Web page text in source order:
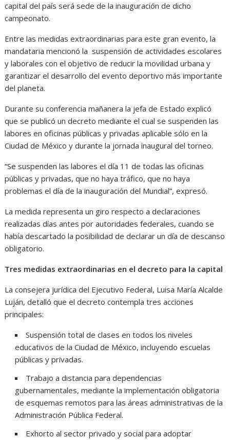
capital del país será sede de la inauguración de dicho
campeonato.
Entre las medidas extraordinarias para este gran evento, la
mandataria mencionó la suspensión de actividades escolares
y laborales con el objetivo de reducir la movilidad urbana y
garantizar el desarrollo del evento deportivo más importante
del planeta.
Durante su conferencia mañanera la jefa de Estado explicó
que se publicó un decreto mediante el cual se suspenden las
labores en oficinas públicas y privadas aplicable sólo en la
Ciudad de México y durante la jornada inaugural del torneo.
“Se suspenden las labores el día 11 de todas las oficinas
públicas y privadas, que no haya tráfico, que no haya
problemas el día de la inauguración del Mundial”, expresó.
La medida representa un giro respecto a declaraciones
realizadas días antes por autoridades federales, cuando se
había descartado la posibilidad de declarar un día de descanso
obligatorio.
Tres medidas extraordinarias en el decreto para la capital
La consejera jurídica del Ejecutivo Federal, Luisa María Alcalde
Luján, detalló que el decreto contempla tres acciones
principales:
Suspensión total de clases en todos los niveles
educativos de la Ciudad de México, incluyendo escuelas
públicas y privadas.
Trabajo a distancia para dependencias
gubernamentales, mediante la implementación obligatoria
de esquemas remotos para las áreas administrativas de la
Administración Pública Federal.
Exhorto al sector privado y social para adoptar